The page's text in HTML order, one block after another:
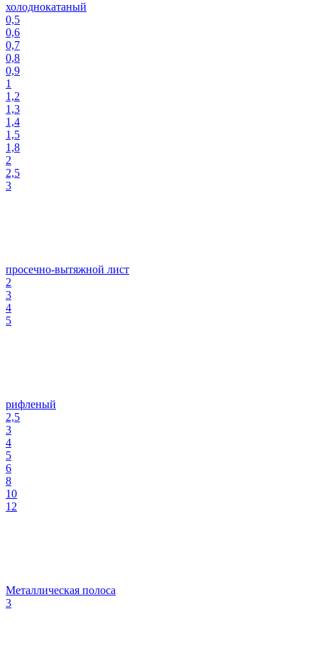
холоднокатаный
0,5
0,6
0,7
0,8
0,9
1
1,2
1,3
1,4
1,5
1,8
2
2,5
3
просечно-вытяжной лист
2
3
4
5
рифленый
2,5
3
4
5
6
8
10
12
Металлическая полоса
3